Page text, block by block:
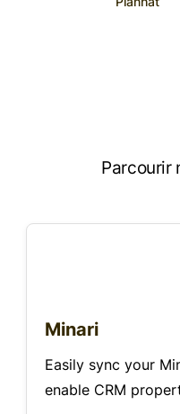
Parcourir
Minari
Easily sync your
enable CRM